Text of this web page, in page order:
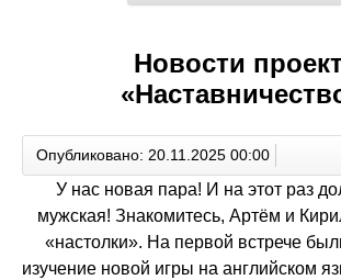
Новости
Опубликовано: 20.11.2025 00:00
У нас новая пара! И на этот раз
мужская! Знакомитесь, Артём и
«настолки». На первой встрече
изучение новой игры на английском